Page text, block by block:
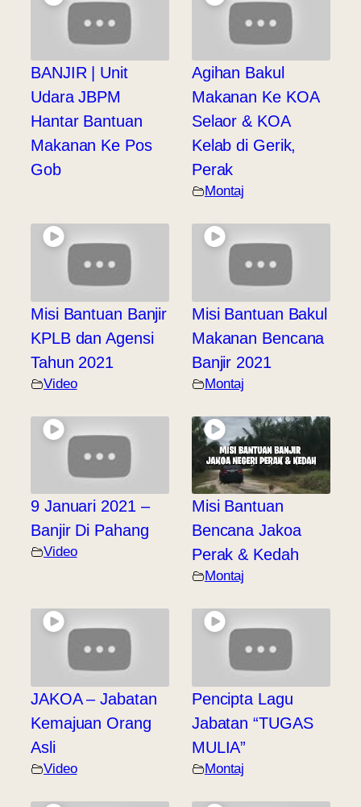
BANJIR | Unit
Udara JBPM
Hantar Bantuan
Makanan Ke Pos
Gob
Agihan Bakul
Makanan Ke KOA
Selaor & KOA
Kelab di Gerik,
Perak
Montaj
Misi Bantuan Banjir
KPLB dan Agensi
Tahun 2021
Video
Misi Bantuan Bakul
Makanan Bencana
Banjir 2021
Montaj
9 Januari 2021 –
Banjir Di Pahang
Video
Misi Bantuan
Bencana Jakoa
Perak & Kedah
Montaj
JAKOA – Jabatan
Kemajuan Orang
Asli
Video
Pencipta Lagu
Jabatan “TUGAS
MULIA”
Montaj